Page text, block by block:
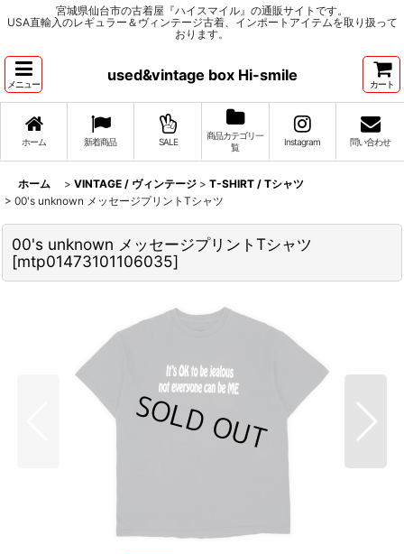
宮城県仙台市の古着屋『ハイスマイル』の通販サイトです。
USA直輸入のレギュラー＆ヴィンテージ古着、インポートアイテムを取り扱って
おります。
メニュー
used&vintage box Hi-smile
カート
ホーム 新着商品 SALE
商品カテゴリ一
覧
Instagram 問い合わせ
ホーム > VINTAGE / ヴィンテージ > T-SHIRT / Tシャツ
> 00's unknown メッセージプリントTシャツ
00's unknown メッセージプリントTシャツ
[mtp01473101106035]